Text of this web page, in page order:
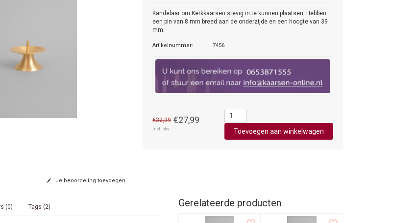
Kandelaar om Kerkkaarsen stevig in te kunnen plaatsen. Hebben
een pin van 8 mm breed aan de onderzijde en een hoogte van 39
mm.
Artikelnummer: 7456
€32,99 €27,99
Incl. btw
Je beoordeling toevoegen
(0) Tags (2) Gerelateerde producten